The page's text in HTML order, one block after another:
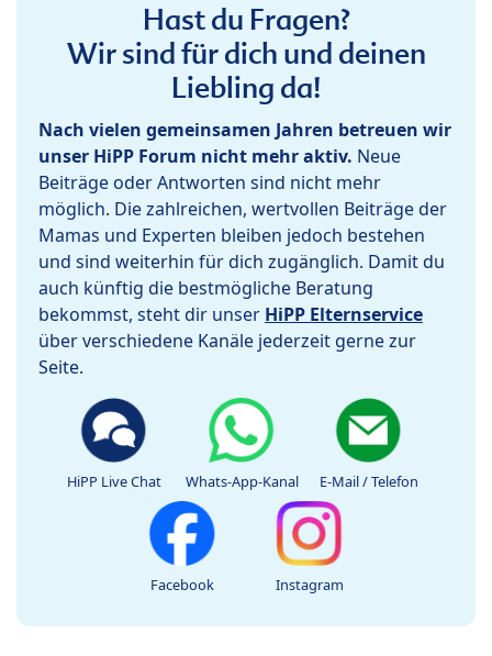
Hast du Fragen?
Wir sind für dich und deinen
Liebling da!
Nach vielen gemeinsamen Jahren betreuen wir
unser HiPP Forum nicht mehr aktiv. Neue
Beiträge oder Antworten sind nicht mehr
möglich. Die zahlreichen, wertvollen Beiträge der
Mamas und Experten bleiben jedoch bestehen
und sind weiterhin für dich zugänglich. Damit du
auch künftig die bestmögliche Beratung
bekommst, steht dir unser HiPP Elternservice
über verschiedene Kanäle jederzeit gerne zur
Seite.
HiPP Live Chat Whats-App-Kanal E-Mail / Telefon
Facebook Instagram